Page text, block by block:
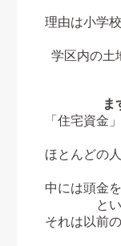
理由は小学
学区内の土
ま
「住宅資金
ほとんどの
中には頭金
と
それは 以前